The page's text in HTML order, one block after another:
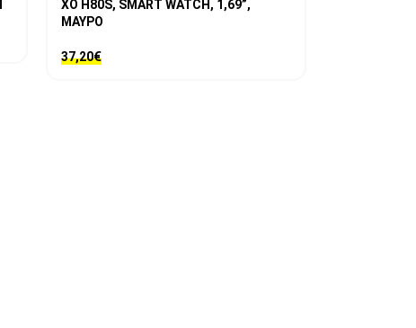
XO Η80S, SMART WATCH, 1,69”,
ΜΑΥΡΟ
37,20€